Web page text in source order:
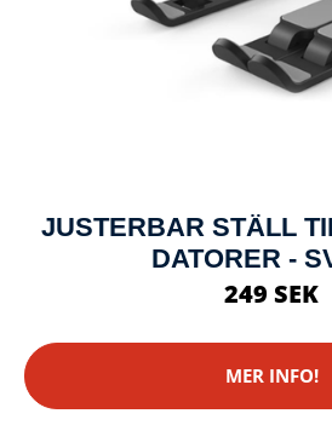
JUSTERBAR STÄLL
DATORER -
249 SEK
MER INFO!